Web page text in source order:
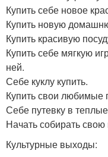
Купить себе новое
Купить новую
Купить красивую
Купить себе мягкую
ней.
Себе куклу купить.
Купить свои любимые
Себе путевку в
Начать собирать
Культурные выходы: